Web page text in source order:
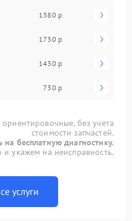
1380 р
1730 р
1430 р
730 р
без учета
стоимости запчастей.
на бесплатную диагностику.
укажем на неисправность.
услуги